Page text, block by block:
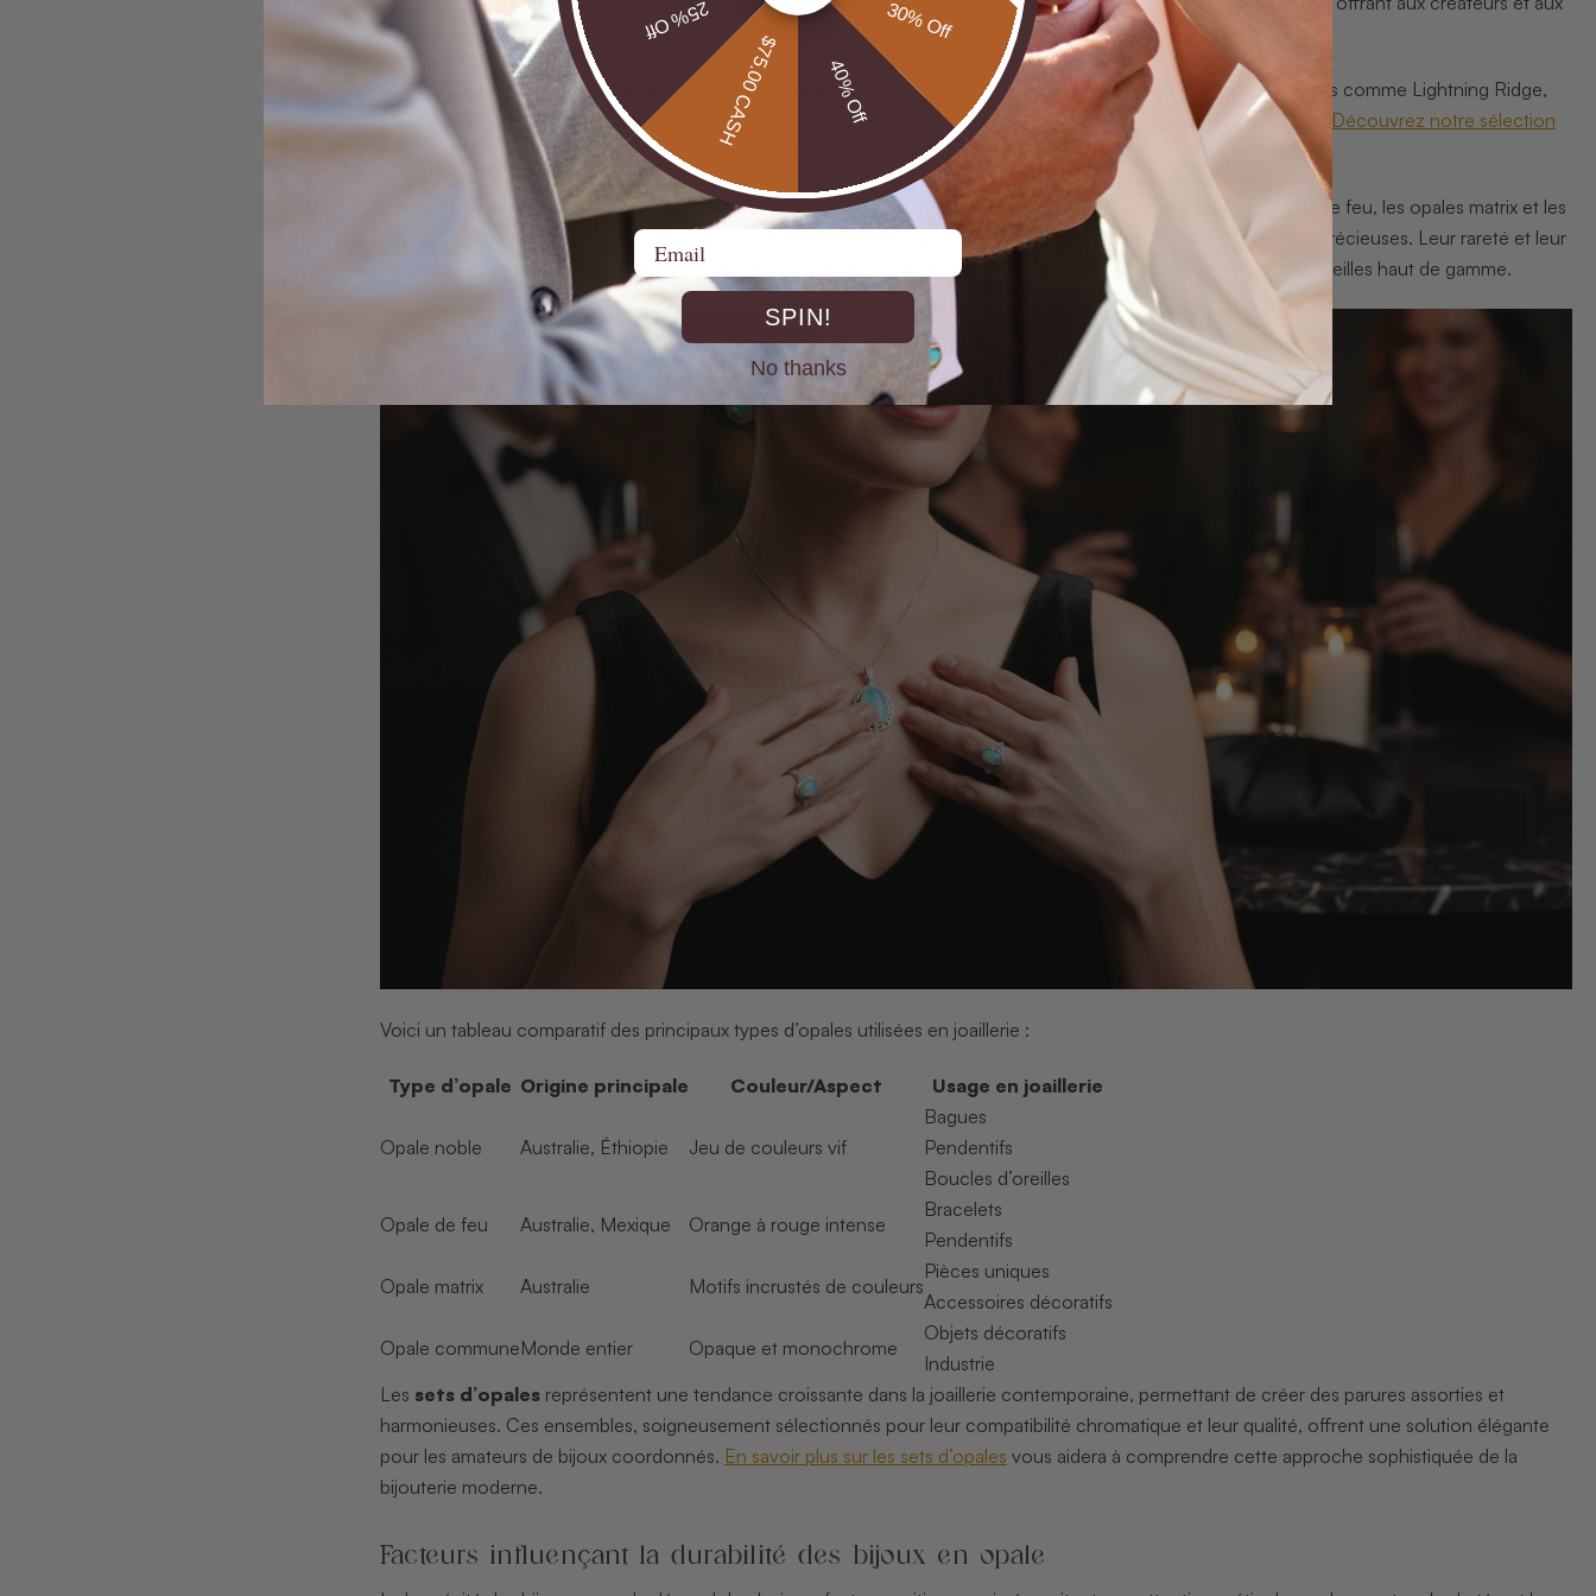
collectionneurs une diversité esthétique exceptionnelle.
Parmi les plus recherchées, l’ opale de feu australienne
occupe une place royale. Originaire des régions minières comme Lightning Ridge,
elle se caractérise par des reflets lumineux intenses, variant du rouge profond aux nuances orangées électrisantes.
Découvrez notre sélection
de bracelets en opale australiennepour apprécier la richesse de ces gemmes uniques.
On distingue principalement quatre catégories d’opales en joaillerie : les opales nobles (ou précieuses), les opales de feu, les opales matrix et les
opales communes. Les opales nobles, avec leur jeu de couleurs spectaculaire, sont considérées comme les plus précieuses. Leur rareté et leur
beauté en font des pierres de choix pour les bijoux de luxe, notamment dans les bagues, pendentifs et boucles d’oreilles haut de gamme.
Voici un tableau comparatif des principaux types d’opales utilisées en joaillerie :
Type d’opale Origine principale Couleur/Aspect Usage en joaillerie
Opale noble Australie, Éthiopie Jeu de couleurs vif
Bagues
Pendentifs
Boucles d’oreilles
Opale de feu
Australie, Mexique Orange à rouge intense
Bracelets
Pendentifs
Opale matrix
Australie Motifs incrustés de couleurs
Pièces uniques
Accessoires décoratifs
Opale communeMonde entier Opaque et monochrome
Objets décoratifs
Industrie
Les sets d’opalesreprésentent une tendance croissante dans la joaillerie contemporaine, permettant de créer des parures assorties et
harmonieuses. Ces ensembles, soigneusement sélectionnés pour leur compatibilité chromatique et leur qualité, offrent une solution élégante
pour les amateurs de bijoux coordonnés. En savoir plus sur les sets d’opales vous aidera à comprendre cette approche sophistiquée de la
bijouterie moderne.
Facteurs influençant la durabilité des bijoux en opale
30% Off
40% Off
$75.00 CASH
25% Off
Email
SPIN!
No thanks